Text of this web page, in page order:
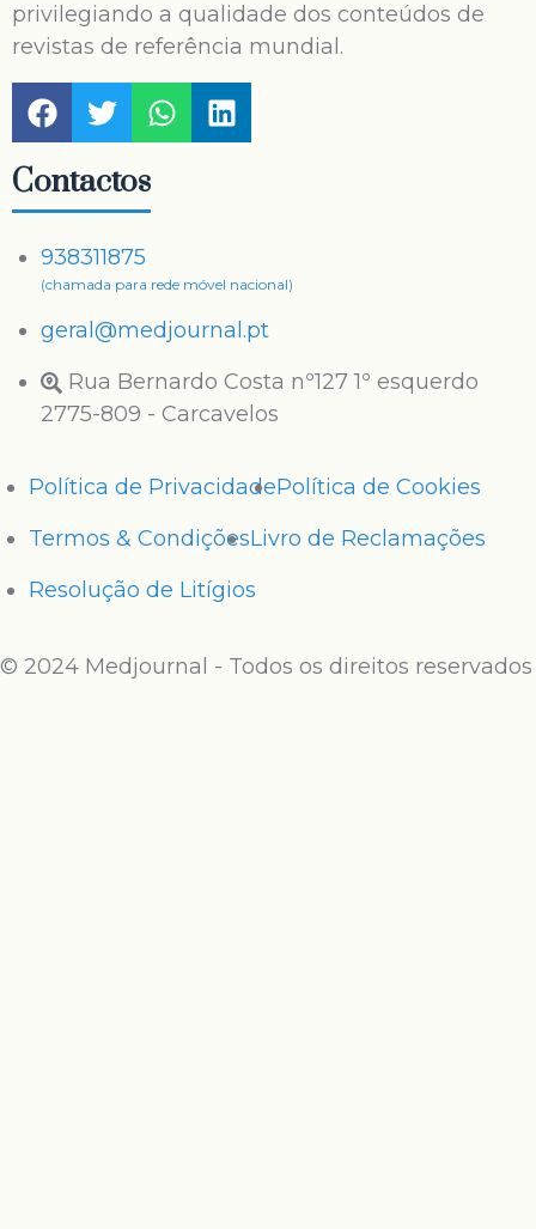
privilegiando a qualidade dos conteúdos de
revistas de referência mundial.
Contactos
938311875
(chamada para rede móvel nacional)
geral@medjournal.pt
Rua Bernardo Costa nº127 1º esquerdo
2775-809 - Carcavelos
Política de PrivacidadePolítica de Cookies
Termos & CondiçõesLivro de Reclamações
Resolução de Litígios
© 2024 Medjournal - Todos os direitos reservados